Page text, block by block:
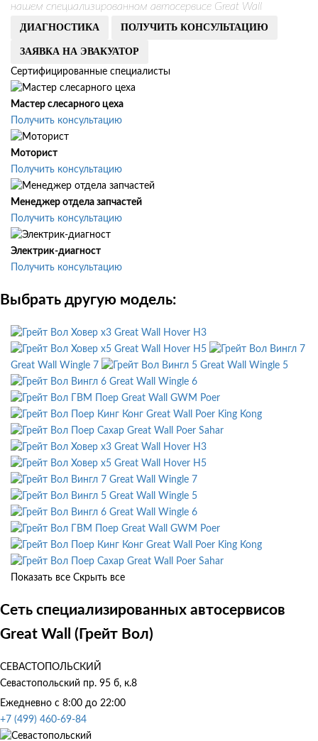
нашем специализированном автосервисе Great Wall
ДИАГНОСТИКА ПОЛУЧИТЬ КОНСУЛЬТАЦИЮ
ЗАЯВКА НА ЭВАКУАТОР
Сертифицированные специалисты
Мастер слесарного цеха
Получить консультацию
Моторист
Получить консультацию
Менеджер отдела запчастей
Получить консультацию
Электрик-диагност
Получить консультацию
Выбрать другую модель:
Great Wall Hover H3
Great Wall Hover H5
Great Wall Wingle 7
Great Wall Wingle 5
Great Wall Wingle 6
Great Wall GWM Poer
Great Wall Poer King Kong
Great Wall Poer Sahar
Great Wall Hover H3
Great Wall Hover H5
Great Wall Wingle 7
Great Wall Wingle 5
Great Wall Wingle 6
Great Wall GWM Poer
Great Wall Poer King Kong
Great Wall Poer Sahar
Показать все Скрыть все
Сеть специализированных автосервисов
Great Wall (Грейт Вол)
СЕВАСТОПОЛЬСКИЙ
Севастопольский пр. 95 б, к.8
Ежедневно с 8:00 до 22:00
+7 (499) 460-69-84